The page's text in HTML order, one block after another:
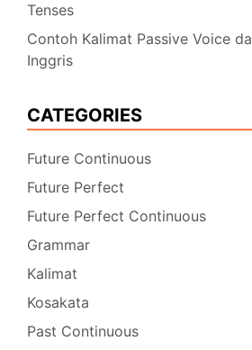
Tenses
Contoh Kalimat Passive Voice
Inggris
CATEGORIES
Future Continuous
Future Perfect
Future Perfect Continuous
Grammar
Kalimat
Kosakata
Past Continuous